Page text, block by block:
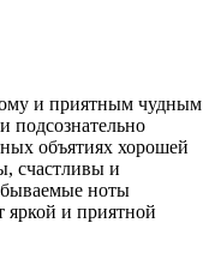
и приятным чудным
подсознательно
объятиях хорошей
счастливы и
ноты
яркой и приятной